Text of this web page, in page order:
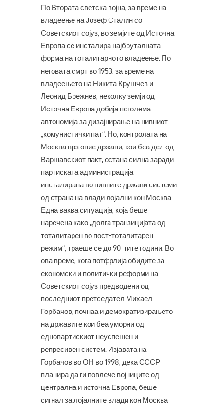
По Втората светска војна, за време на
владеење на Јозеф Сталин со
Советскиот сојуз, во земјите од Источна
Европа се инсталира најбруталната
форма на тоталитарното владеење. По
неговата смрт во 1953, за време на
владеењето на Никита Крушчев и
Леонид Брежнев, неколку земји од
Источна Европа добија поголема
автономија за дизајнирање на нивниот
„комунистички пат“. Но, контролата на
Москва врз овие држави, кои беа дел од
Варшавскиот пакт, остана силна заради
партиската администрација
инсталирана во нивните држави системи
од страна на влади лојални кон Москва.
Една ваква ситуација, која беше
наречена како „долга транзицијата од
тоталитарен во пост-тоталитарен
режим“, траеше се до 90-тите години. Во
ова време, кога потфрлија обидите за
економски и политички реформи на
Советскиот сојуз предводени од
последниот претседател Михаел
Горбачов, почнаа и демократизирањето
на државите кои беа уморни од
еднопартискиот неуспешен и
репресивен систем. Изјавата на
Горбачов во ОН во 1998, дека СССР
планира да ги повлече војниците од
централна и источна Европа, беше
сигнал за лојалните влади кон Москва